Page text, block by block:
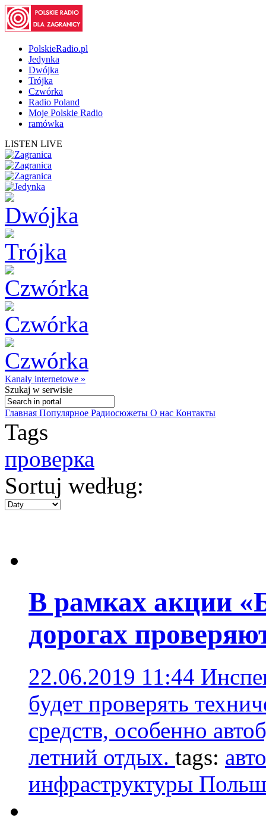
PolskieRadio.pl
Jedynka
Dwójka
Trójka
Czwórka
Radio Poland
Moje Polskie Radio
ramówka
LISTEN LIVE
Kanały internetowe »
Szukaj w serwisie
Главная Популярное Радиосюжеты О нас Контакты
Tags
проверка
Sortuj według:
В рамках акции
дорогах
22.06.2019 11:44
будет проверять
средств, особенно
летний отдых. tags:
инфраструктуры